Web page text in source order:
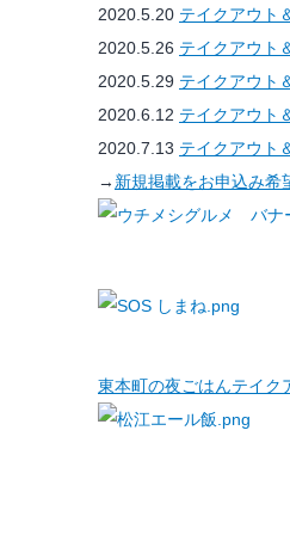
2020.5.20 テイクアウト
2020.5.26 テイクアウト
2020.5.29 テイクアウト
2020.6.12 テイクアウト
2020.7.13 テイクアウト
→ 新規掲載をお申込み希
東本町の夜ごはんテイク